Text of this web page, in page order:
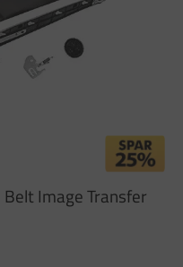
Image Transfer